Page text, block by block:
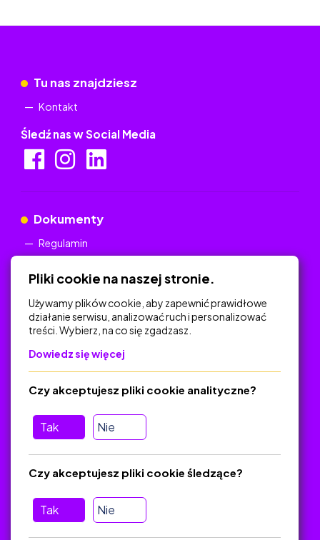
Tu nas znajdziesz
Kontakt
Śledź nas w Social Media
Dokumenty
Regulamin
Na skróty
Polityka Prywatności
Regulamin
O platformie
Baza materiałów dydaktycznych
Jak zostać autorem
FAQ
Pomoc
Pliki cookie na naszej stronie.
Używamy plików cookie, aby zapewnić prawidłowe
działanie serwisu, analizować ruch i personalizować
treści. Wybierz, na co się zgadzasz.
Dowiedz się więcej
Tak Nie
Czy akceptujesz pliki cookie analityczne?
Tak Nie
Czy akceptujesz pliki cookie śledzące?